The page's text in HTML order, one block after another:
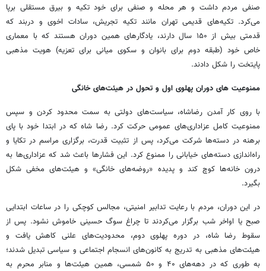
صنفی مردم داشت و هر محله و صنفی برای خود تکیه و بیرق مستقلی برپا
می‌کرد. تکیه‌های قدیمی تهران مانند تکیه تجریش، سادات اخوی و دربند که
قدمتی بیش از ۱۵۰ سال دارند، یادگارهای همین دوران هستند که با معماری
خاص خود (طبقه دوم برای بانوان و سکوی میانی برای تعزیه) هویت مذهبی
پایتخت را شکل دادند.
ممنوعیت های دوران پهلوی اول و تحول در هیئت‌های خانگی
با روی کار آمدن رضاشاه، سیاست‌های دولتی به سمت محدود کردن و سپس
ممنوعیت کامل عزاداری‌های عمومی حرکت کرد. رضا شاه که در ابتدا خود با پای
برهنه در دسته‌ها شرکت می‌کرد، پس از تثبیت قدرت، برگزاری مراسم در تکایا و
راه‌اندازی دسته‌های خیابانی را ممنوع کرد. این فشارها باعث شد که عزاداری‌ها به
درون خانه‌ها کوچ کند و پدیده «روضه‌های خانگی» و هیئت‌های مخفی شکل
بگیرد.
در این دوران، مردم با رعایت تدابیر امنیتی، مجالس کوچکی را در ساعات ابتدایی
صبح یا اواخر شب برگزار می‌کردند تا چراغ سوگ حسینی خاموش نشود. پس از
سقوط رضا شاه، در دوره پهلوی دوم، محدودیت‌های علنی کاهش یافت و
هیئت‌های مذهبی به تدریج به کانون‌های انسجام اجتماعی و سیاسی تبدیل شدند؛
به طوری که در دهه‌های ۴۰ و ۵۰ شمسی، همین هیئت‌ها و منابر محرم به